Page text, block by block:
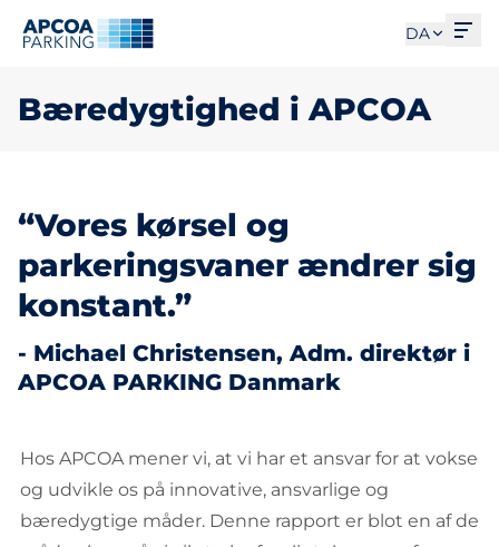
DA
Bæredygtighed i APCOA
“Vores kørsel og
parkeringsvaner ændrer sig
konstant.”
- Michael Christensen, Adm. direktør i
APCOA PARKING Danmark
Hos APCOA mener vi, at vi har et ansvar for at vokse
og udvikle os på innovative, ansvarlige og
bæredygtige måder. Denne rapport er blot en af de